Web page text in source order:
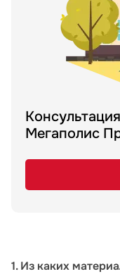
Мегаполис
1. Из каких